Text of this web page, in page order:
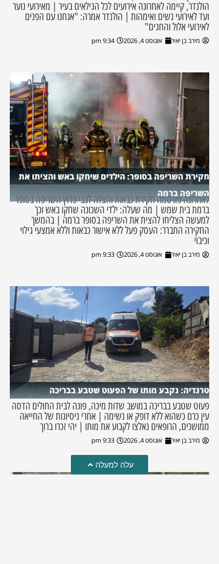
הולנדר, קיימה לאחרונה אירועים לכל הגילאים בעיר | מאירועי נוער
ועד לאירועי נשים ואימהות | הולנדר אמרה: "אנחנו עם הפנים
לאירועי אלול והחגים"
מירב בן יאיר אוגוסט 4, 2026 9:34 pm
חקירת השריפה בסופר: הילדים שיחקו באש והציתו את
השריפה ברמה
לאחרונה פורסמה חקירת כבאות והצלה לגבי פרוץ השריפה בסופר
ברמת בית שמש | מה שעלה: ילדי השכונה שחקו באש וכך
למעשה הצליחו להצית את השריפה בסופר ברמה | בהמשך
החקירה התברר: העסק פעל ללא אישור כבאות וללא אמצעי גילוי
וכיבוי
מירב בן יאיר אוגוסט 4, 2026 9:33 pm
טרגדיה: נקבע מותו של הפעוט שטבע בבריכה
פעוט שטבע בבריכה במושב שדות מיכה, פונה לבית החולים הדסה
עין כרם כשהוא ללא דופק או נשימה | אחרי ניסיונות של החייאה
ממושכים, הרופאים נאלצו לקבוע את מותו | יהי זכרו ברוך
מירב בן יאיר אוגוסט 4, 2026 9:33 pm
עלה למעלה